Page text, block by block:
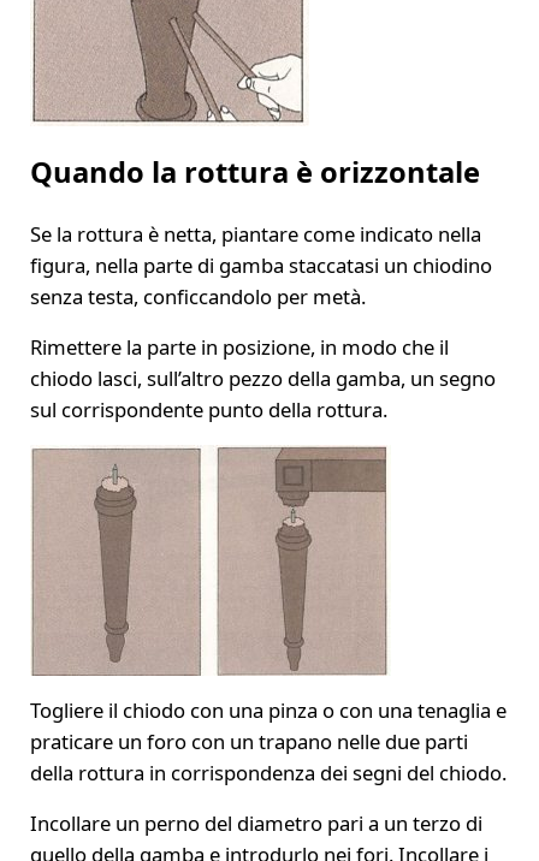
Quando la rottura è orizzontale
Se la rottura è netta, piantare come indicato nella
figura, nella parte di gamba staccatasi un chiodino
senza testa, conficcandolo per metà.
Rimettere la parte in posizione, in modo che il
chiodo lasci, sull’altro pezzo della gamba, un segno
sul corrispondente punto della rottura.
Togliere il chiodo con una pinza o con una tenaglia e
praticare un foro con un trapano nelle due parti
della rottura in corrispondenza dei segni del chiodo.
Incollare un perno del diametro pari a un terzo di
quello della gamba e introdurlo nei fori. Incollare i